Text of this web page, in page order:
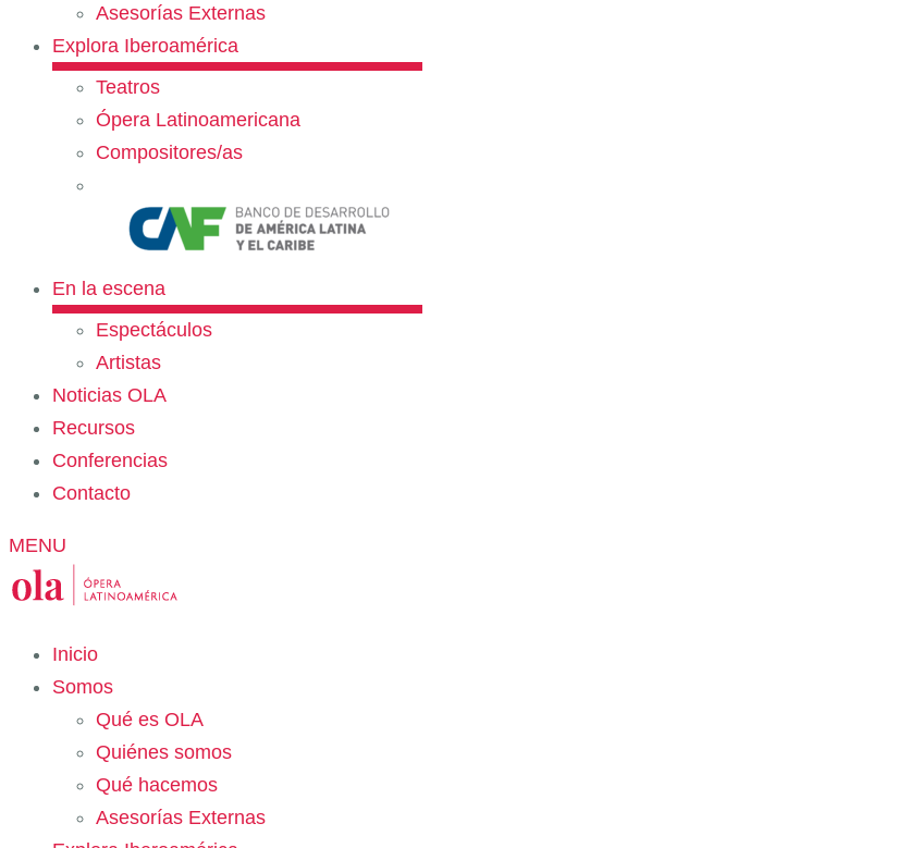
Asesorías Externas
Explora Iberoamérica
Teatros
Ópera Latinoamericana
Compositores/as
En la escena
Espectáculos
Artistas
Noticias OLA
Recursos
Conferencias
Contacto
MENU
Inicio
Somos
Qué es OLA
Quiénes somos
Qué hacemos
Asesorías Externas